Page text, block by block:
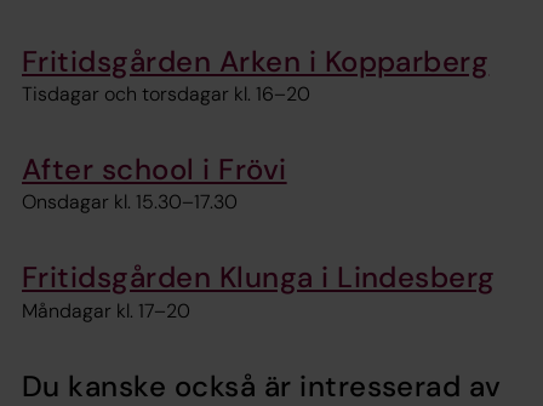
Fritidsgården Arken i Kopparberg
Tisdagar och torsdagar kl. 16–20
After school i Frövi
Onsdagar kl. 15.30–17.30
Fritidsgården Klunga i Lindesberg
Måndagar kl. 17–20
Du kanske också är intresserad av